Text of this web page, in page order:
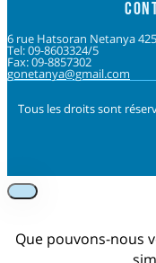
6 rue Hatsoran Netanya
Tel: 09-8603324/5
Fax: 09-8857302
gonetanya@gmail.com
Tous les droits sont
Que pouvons-nous